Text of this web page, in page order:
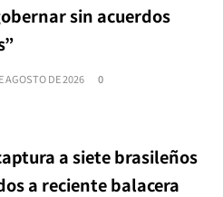
sin acuerdos
AGOSTO DE 2026 0
a siete brasileños
a reciente balacera